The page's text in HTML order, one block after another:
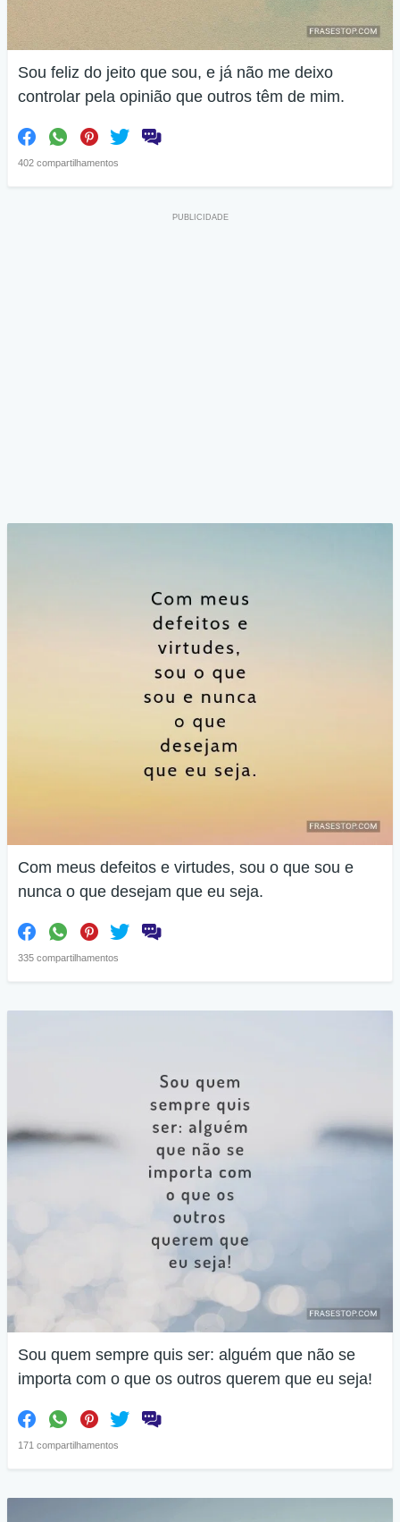
Sou feliz do jeito que sou, e já não me deixo
controlar pela opinião que outros têm de mim.
402 compartilhamentos
Com meus defeitos e virtudes, sou o que sou e
nunca o que desejam que eu seja.
335 compartilhamentos
Sou quem sempre quis ser: alguém que não se
importa com o que os outros querem que eu seja!
171 compartilhamentos